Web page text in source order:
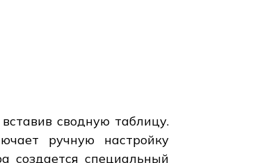
сводную таблицу.
ручную настройку
создается специальный